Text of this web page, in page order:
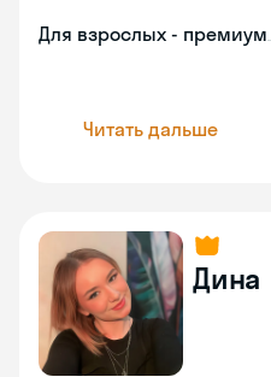
Для взрослых - премиум
Читать дальше
Дина